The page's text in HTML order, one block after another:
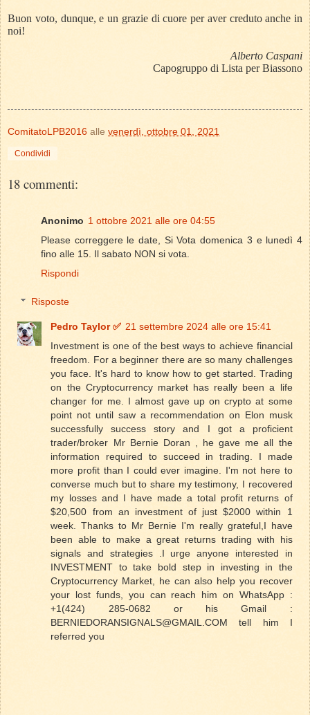
Buon voto, dunque, e un grazie di cuore per aver creduto anche in
noi!
Alberto Caspani
Capogruppo di Lista per Biassono
ComitatoLPB2016 alle venerdì, ottobre 01, 2021
Condividi
18 commenti:
Anonimo 1 ottobre 2021 alle ore 04:55
Please correggere le date, Si Vota domenica 3 e lunedì 4
fino alle 15. Il sabato NON si vota.
Rispondi
Risposte
Pedro Taylor ✅ 21 settembre 2024 alle ore 15:41
Investment is one of the best ways to achieve financial
freedom. For a beginner there are so many challenges
you face. It's hard to know how to get started. Trading
on the Cryptocurrency market has really been a life
changer for me. I almost gave up on crypto at some
point not until saw a recommendation on Elon musk
successfully success story and I got a proficient
trader/broker Mr Bernie Doran , he gave me all the
information required to succeed in trading. I made
more profit than I could ever imagine. I'm not here to
converse much but to share my testimony, I recovered
my losses and I have made a total profit returns of
$20,500 from an investment of just $2000 within 1
week. Thanks to Mr Bernie I'm really grateful,I have
been able to make a great returns trading with his
signals and strategies .I urge anyone interested in
INVESTMENT to take bold step in investing in the
Cryptocurrency Market, he can also help you recover
your lost funds, you can reach him on WhatsApp :
+1(424) 285-0682 or his Gmail :
BERNIEDORANSIGNALS@GMAIL.COM tell him I
referred you